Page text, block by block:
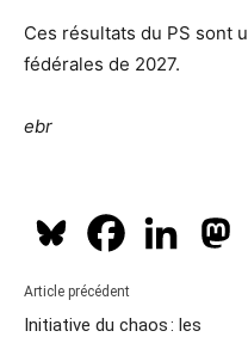
Ces résultats du PS sont
fédérales de 2027.
ebr
Article précédent
Initiative du chaos : les